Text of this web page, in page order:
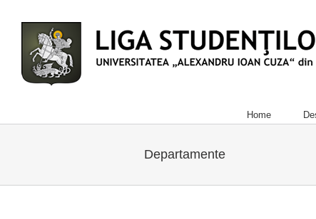
Home
Departamente